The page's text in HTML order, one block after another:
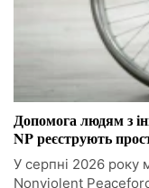
Допомога людям з
NP реєструють
У серпні 2026 року
Nonviolent